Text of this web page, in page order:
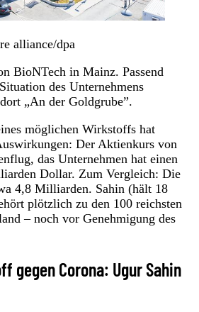
alliance/dpa
BioNTech in Mainz. Passend
des Unternehmens
„An der Goldgrube”.
möglichen Wirkstoffs hat
Der Aktienkurs von
das Unternehmen hat einen
Dollar. Zum Vergleich: Die
4,8 Milliarden. Sahin (hält 18
plötzlich zu den 100 reichsten
– noch vor Genehmigung des
gegen Corona: Ugur Sahin